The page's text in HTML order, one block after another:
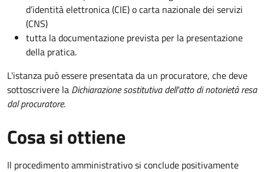
d’identità elettronica (CIE) o carta nazionale dei servizi
(CNS)
tutta la documentazione prevista per la presentazione
della pratica.
L'istanza può essere presentata da un procuratore, che deve
sottoscrivere la Dichiarazione sostitutiva dell'atto di notorietà resa
dal procuratore.
Cosa si ottiene
Il procedimento amministrativo si conclude positivamente